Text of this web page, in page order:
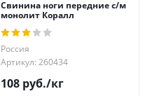
Свинина ноги передние с/м
монолит Коралл
Россия
Артикул: 260434
108 руб./кг